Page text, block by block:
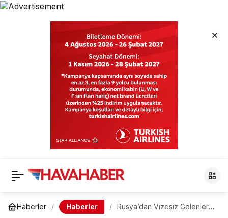
Haberler Haberler
Rusya’dan Vizesiz Gelenlere